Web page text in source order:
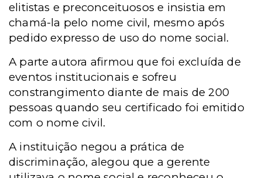
elitistas e preconceituosos e insistia em
chamá-la pelo nome civil, mesmo após
pedido expresso de uso do nome social.
A parte autora afirmou que foi excluída de
eventos institucionais e sofreu
constrangimento diante de mais de 200
pessoas quando seu certificado foi emitido
com o nome civil.
A instituição negou a prática de
discriminação, alegou que a gerente